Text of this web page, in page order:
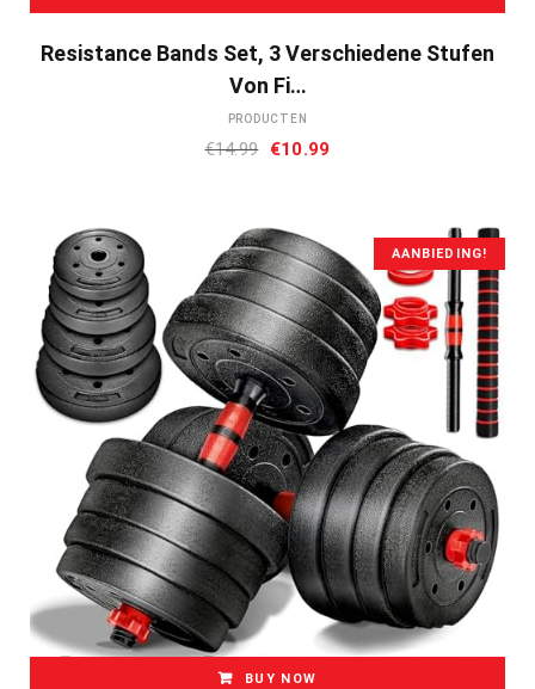
Resistance Bands Set, 3 Verschiedene Stufen
Von Fi…
PRODUCTEN
€14.99 Oorspronkelijke
€14.99.
€10.99
AANBIEDING!
BUY NOW